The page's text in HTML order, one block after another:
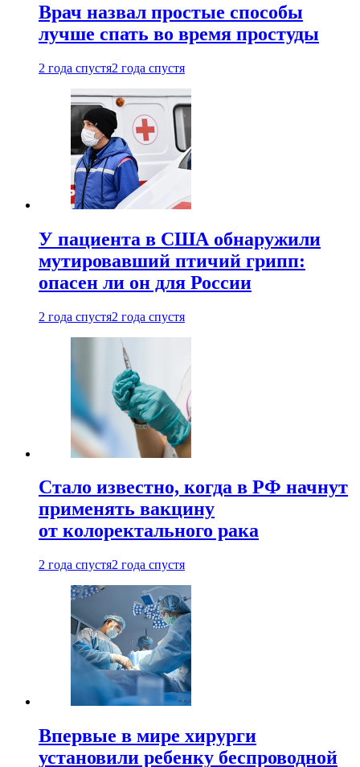
Врач назвал простые способы
лучше спать во время простуды
2 года спустя2 года спустя
У пациента в США обнаружили
мутировавший птичий грипп:
опасен ли он для России
2 года спустя2 года спустя
Стало известно, когда в РФ начнут
применять вакцину
от колоректального рака
2 года спустя2 года спустя
Впервые в мире хирурги
установили ребенку беспроводной